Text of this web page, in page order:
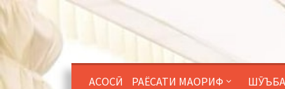
АСОСӢ РАЁСАТИ МАОРИФ